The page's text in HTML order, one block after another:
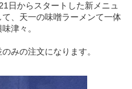
日からスタートした新メニュ
、天一の味噌ラーメンて一体
津々。
みの注文になります。